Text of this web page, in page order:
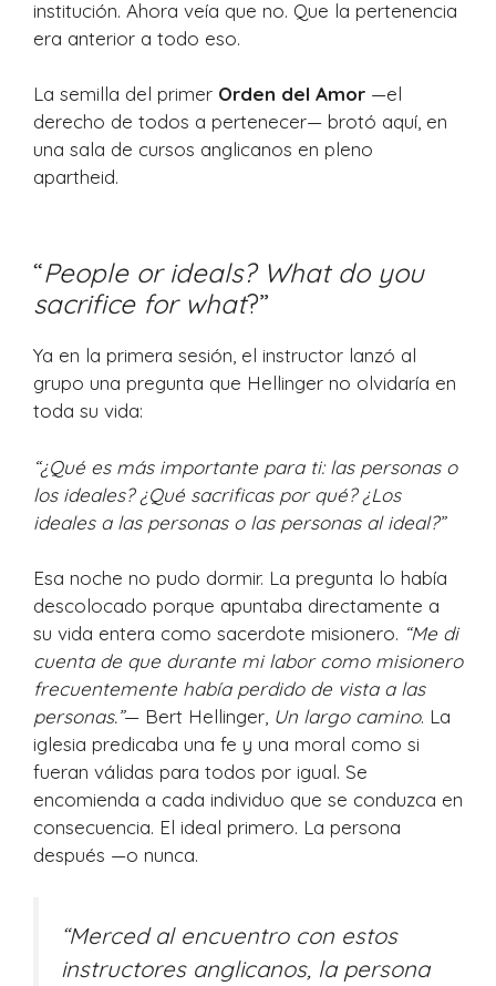
institución. Ahora veía que no. Que la pertenencia
era anterior a todo eso.
La semilla del primer Orden del Amor —el
derecho de todos a pertenecer— brotó aquí, en
una sala de cursos anglicanos en pleno
apartheid.
“People or ideals? What do you
sacrifice for what?”
Ya en la primera sesión, el instructor lanzó al
grupo una pregunta que Hellinger no olvidaría en
toda su vida:
“¿Qué es más importante para ti: las personas o
los ideales? ¿Qué sacrificas por qué? ¿Los
ideales a las personas o las personas al ideal?”
Esa noche no pudo dormir. La pregunta lo había
descolocado porque apuntaba directamente a
su vida entera como sacerdote misionero. “Me di
cuenta de que durante mi labor como misionero
frecuentemente había perdido de vista a las
personas.”— Bert Hellinger, Un largo camino. La
iglesia predicaba una fe y una moral como si
fueran válidas para todos por igual. Se
encomienda a cada individuo que se conduzca en
consecuencia. El ideal primero. La persona
después —o nunca.
“Merced al encuentro con estos
instructores anglicanos, la persona